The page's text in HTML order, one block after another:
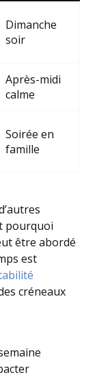
Dimanche
soir
Après-midi
calme
Soirée en
famille
pourquoi
être abordé
est
créneaux